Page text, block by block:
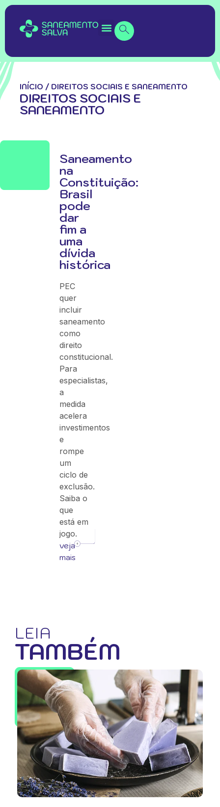
INÍCIO / DIREITOS SOCIAIS E SANEAMENTO
DIREITOS SOCIAIS E
SANEAMENTO
Saneamento
na
Constituição:
Brasil
pode
dar
fim a
uma
dívida
histórica
PEC
quer
incluir
saneamento
como
direito
constitucional.
Para
especialistas,
a
medida
acelera
investimentos
e
rompe
um
ciclo de
exclusão.
Saiba o
que
está em
jogo.
veja
mais
LEIA
TAMBÉM